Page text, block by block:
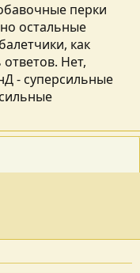
перки
остальные
как
Нет,
- суперсильные